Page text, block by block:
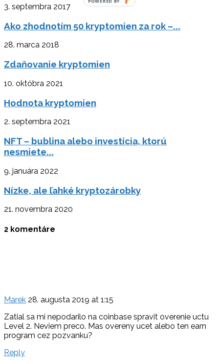
3. septembra 2017
Ako zhodnotím 50 kryptomien za rok –...
28. marca 2018
Zdaňovanie kryptomien
10. októbra 2021
Hodnota kryptomien
2. septembra 2021
NFT – bublina alebo investícia, ktorú
nesmiete...
9. januára 2022
Nízke, ale ľahké kryptozárobky
21. novembra 2020
2 komentáre
Marek 28. augusta 2019 at 1:15
Zatial sa mi nepodarilo na coinbase spravit overenie uctu
Level 2. Neviem preco. Mas overeny ucet alebo ten earn
program cez pozvanku?
Reply